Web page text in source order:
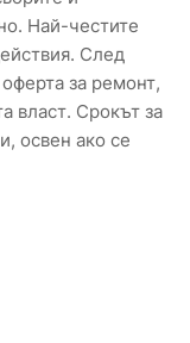
Най-честите
След
за ремонт,
власт. Срокът за
освен ако се